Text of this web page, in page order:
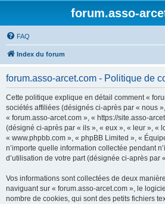
forum.asso-
FAQ
Index du forum
forum.asso-arcet.com - Politique de
Cette politique explique en détail comment «
sociétés affiliées (désignés ci-après par « nous
« forum.asso-arcet.com », « https://site.asso-
(désigné ci-après par « ils », « eux », « leur », «
« www.phpbb.com », « phpBB Limited », «
n’importe quelle information collectée pendant
d’utilisation de votre part (désignée ci-après par
Vos informations sont collectées de deux
naviguant sur « forum.asso-arcet.com », le
nombre de cookies, qui sont des petits fichiers